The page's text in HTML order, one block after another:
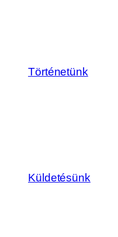
Történetünk
Küldetésünk